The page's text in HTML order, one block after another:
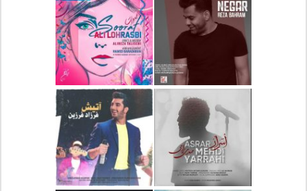
دانلود آلبوم جدید سیروان
خسروی بنام مونولوگ
دانلود آهنگ جدید علیرضا
قربانی بنام خیال خوش
دانلود آهنگ جدید رضا
بهرام بنام نگار
دانلود آهنگ جدید علی
لهراسبی بنام صورت